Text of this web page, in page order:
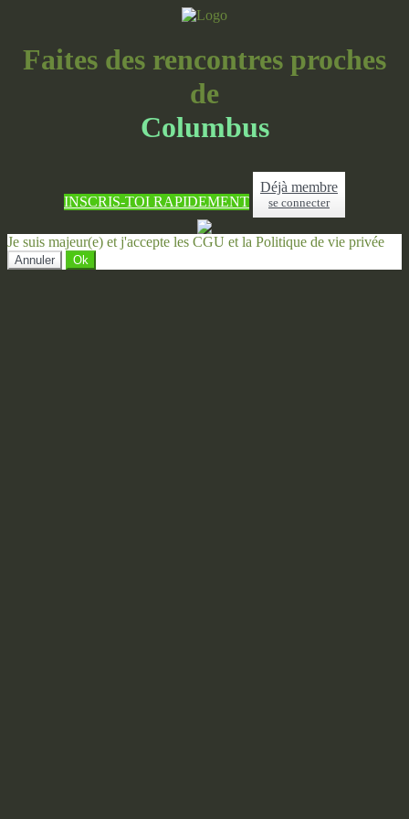
Faites des rencontres proches
de
Columbus
INSCRIS-TOI RAPIDEMENT
Déjà membre
se connecter
Je suis majeur(e) et j'accepte les CGU et la Politique de vie privée
Annuler Ok